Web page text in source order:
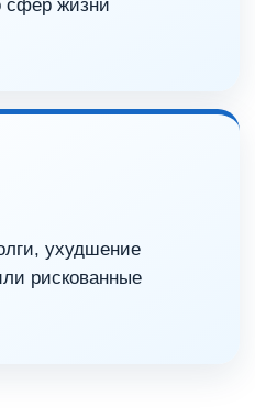
сфер жизни
ухудшение
рискованные